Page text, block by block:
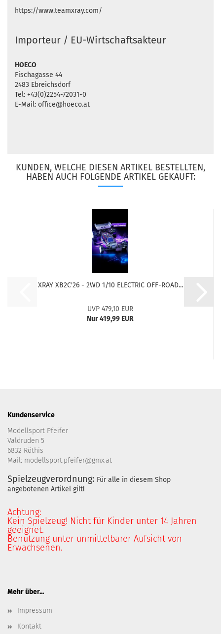
https://www.teamxray.com/
Importeur / EU-Wirtschaftsakteur
HOECO
Fischagasse 44
2483 Ebreichsdorf
Tel: +43(0)2254-72031-0
E-Mail: office@hoeco.at
KUNDEN, WELCHE DIESEN ARTIKEL BESTELLTEN,
HABEN AUCH FOLGENDE ARTIKEL GEKAUFT:
XRAY XB2C'26 - 2WD 1/10 ELECTRIC OFF-ROAD...
UVP 479,10 EUR
Nur 419,99 EUR
Kundenservice
Modellsport Pfeifer
Valdruden 5
6832 Röthis
Mail: modellsport.pfeifer@gmx.at
Spielzeugverordnung: Für alle in diesem Shop
angebotenen Artikel gilt!
Achtung:
Kein Spielzeug! Nicht für Kinder unter 14 Jahren
geeignet.
Benutzung unter unmittelbarer Aufsicht von
Erwachsenen.
Mehr über...
Impressum
Kontakt